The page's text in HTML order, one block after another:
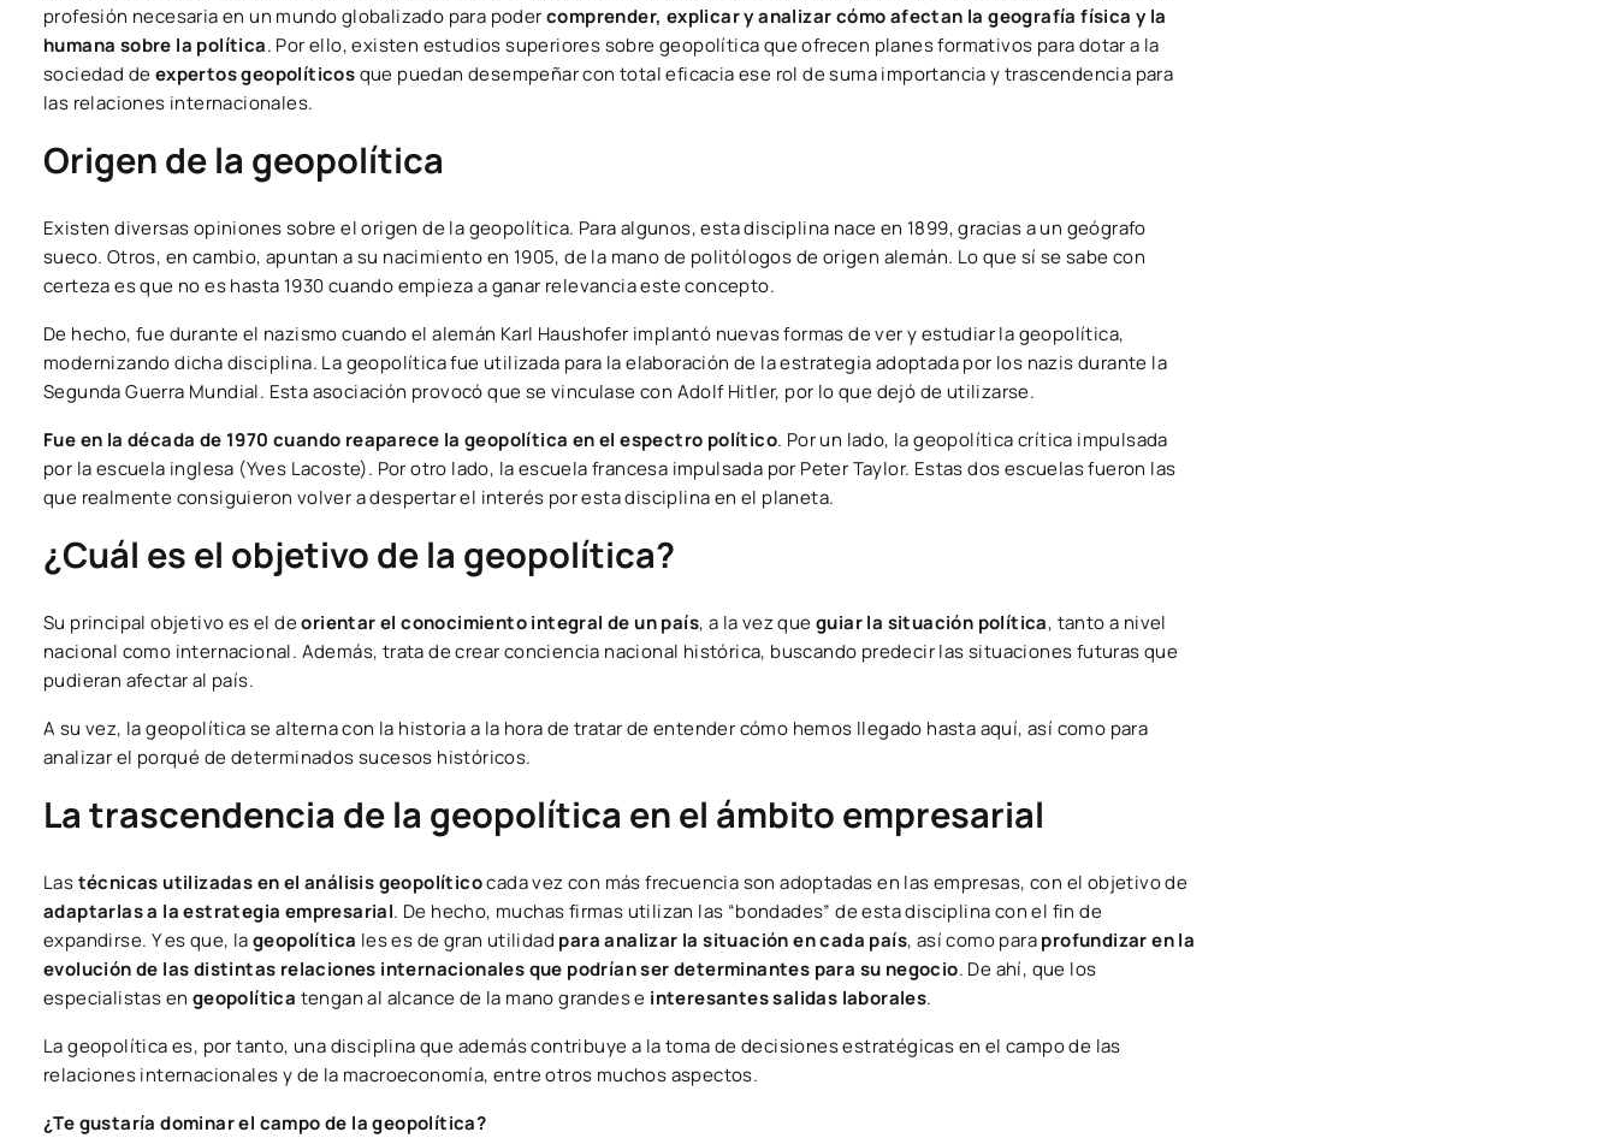
profesión necesaria en un mundo globalizado para podercomprender, explicar y analizar cómo afectan la geografía física y la
humana sobre la política. Por ello, existen estudios superiores sobre geopolítica que ofrecen planes formativos para dotar a la
sociedad deexpertos geopolíticosque puedan desempeñar con total eficacia ese rol de suma importancia y trascendencia para
las relaciones internacionales.
Origen de la geopolítica
Existen diversas opiniones sobre el origen de la geopolítica. Para algunos, esta disciplina nace en 1899, gracias a un geógrafo
sueco. Otros, en cambio, apuntan a su nacimiento en 1905, de la mano de politólogos de origen alemán. Lo que sí se sabe con
certeza es que no es hasta 1930 cuando empieza a ganar relevancia este concepto.
De hecho, fue durante el nazismo cuando el alemán Karl Haushofer implantó nuevas formas de ver y estudiar la geopolítica,
modernizando dicha disciplina. La geopolítica fue utilizada para la elaboración de la estrategia adoptada por los nazis durante la
Segunda Guerra Mundial. Esta asociación provocó que se vinculase con Adolf Hitler, por lo que dejó de utilizarse.
Fue en la década de 1970 cuando reaparece la geopolítica en el espectro político. Por un lado, la geopolítica crítica impulsada
por la escuela inglesa (Yves Lacoste). Por otro lado, la escuela francesa impulsada por Peter Taylor. Estas dos escuelas fueron las
que realmente consiguieron volver a despertar el interés por esta disciplina en el planeta.
¿Cuál es el objetivo de la geopolítica?
Su principal objetivo es el deorientar el conocimiento integral de un país, a la vez queguiar la situación política, tanto a nivel
nacional como internacional. Además, trata de crear conciencia nacional histórica, buscando predecir las situaciones futuras que
pudieran afectar al país.
A su vez, la geopolítica se alterna con la historia a la hora de tratar de entender cómo hemos llegado hasta aquí, así como para
analizar el porqué de determinados sucesos históricos.
La trascendencia de la geopolítica en el ámbito empresarial
Lastécnicas utilizadas en el análisis geopolíticocada vez con más frecuencia son adoptadas en las empresas, con el objetivo de
adaptarlas a la estrategia empresarial. De hecho, muchas firmas utilizan las “bondades” de esta disciplina con el fin de
expandirse. Y es que, lageopolítica les es de gran utilidad para analizar la situación en cada país, así como paraprofundizar en la
evolución de las distintas relaciones internacionales que podrían ser determinantes para su negocio. De ahí, que los
especialistas en geopolítica tengan al alcance de la mano grandes e interesantes salidas laborales.
La geopolítica es, por tanto, una disciplina que además contribuye a la toma de decisiones estratégicas en el campo de las
relaciones internacionales y de la macroeconomía, entre otros muchos aspectos.
¿Te gustaría dominar el campo de la geopolítica?